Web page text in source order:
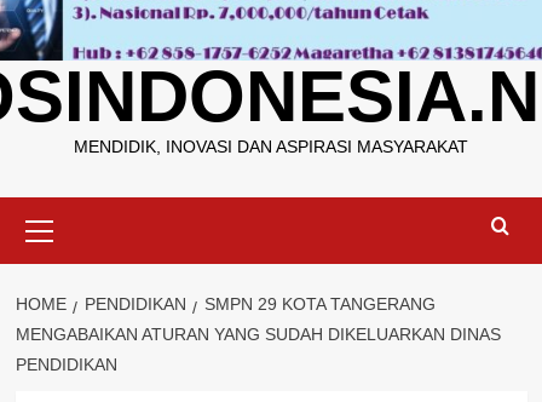
MENDIDIK, INOVASI DAN ASPIRASI MASYARAKAT
Menu
HOME PENDIDIKAN
SMPN 29 KOTA TANGERANG
MENGABAIKAN ATURAN YANG SUDAH DIKELUARKAN DINAS
PENDIDIKAN